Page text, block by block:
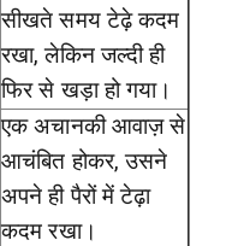
सीखते समय टेढ़े कदम
रखा, लेकिन जल्दी ही
फिर से खड़ा हो गया।
एक अचानकी आवाज़ से
आचंबित होकर, उसने
अपने ही पैरों में टेढ़ा
कदम रखा।